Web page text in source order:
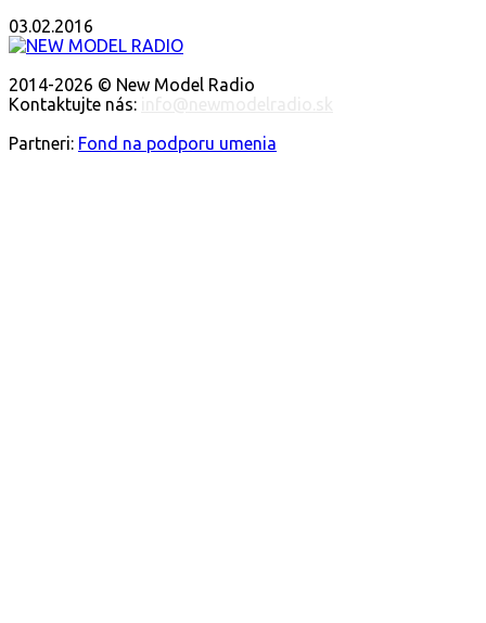
03.02.2016
2014-2026 © New Model Radio
Kontaktujte nás:
Partneri: Fond na podporu umenia